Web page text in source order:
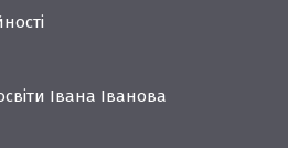
Івана Іванова